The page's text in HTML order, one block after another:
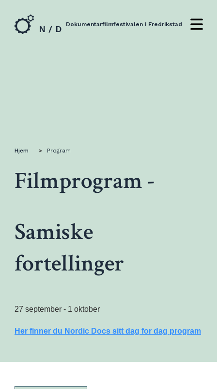
N / D Dokumentarfilmfestivalen i Fredrikstad
Hjem > Program
Filmprogram -
Samiske
fortellinger
27 september - 1 oktober
Her finner du Nordic Docs sitt dag for dag program